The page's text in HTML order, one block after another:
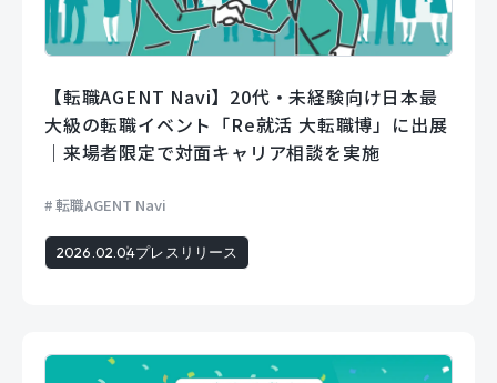
【転職AGENT Navi】20代・未経験向け日本最
大級の転職イベント「Re就活 大転職博」に出展
｜来場者限定で対面キャリア相談を実施
転職AGENT Navi
2026.02.04プレスリリース